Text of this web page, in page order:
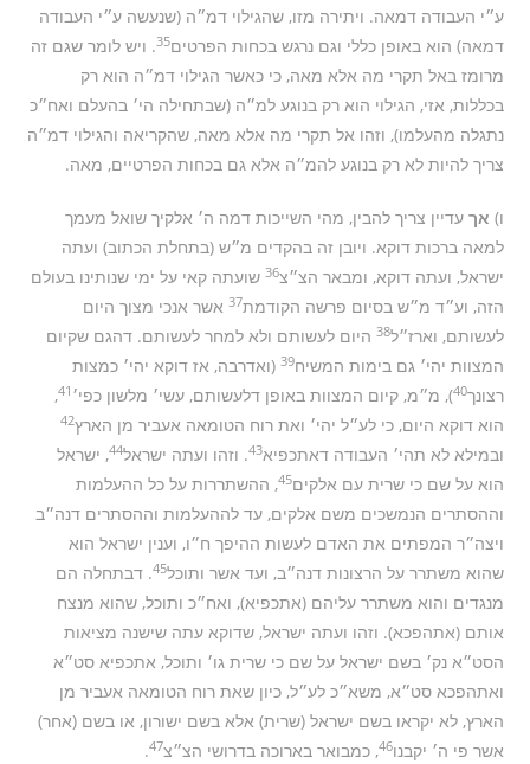
ע״י העבודה דמאה. ויתירה מזו, שהגילוי דמ״ה (שנעשה ע״י העבודה
דמאה) הוא באופן כללי וגם נרגש בכחות הפרטים35. ויש לומר שגם זה
מרומז באל תקרי מה אלא מאה, כי כאשר הגילוי דמ״ה הוא רק
בכללות, אזי, הגילוי הוא רק בנוגע למ״ה (שבתחילה הי׳ בהעלם ואח״כ
נתגלה מהעלמו), וזהו אל תקרי מה אלא מאה, שהקריאה והגילוי דמ״ה
צריך להיות לא רק בנוגע להמ״ה אלא גם בכחות הפרטיים, מאה.
ו) אךעדיין צריך להבין, מהי השייכות דמה ה׳ אלקיך שואל מעמך
למאה ברכות דוקא. ויובן זה בהקדים מ״ש (בתחלת הכתוב) ועתה
ישראל, ועתה דוקא, ומבאר הצ״צ36 שועתה קאי על ימי שנותינו בעולם
הזה, וע״ד מ״ש בסיום פרשה הקודמת37 אשר אנכי מצוך היום
לעשותם, וארז״ל38 היום לעשותם ולא למחר לעשותם. דהגם שקיום
המצוות יהי׳ גם בימות המשיח39 (ואדרבה, אז דוקא יהי׳ כמצות
רצונך40), מ״מ, קיום המצוות באופן דלעשותם, עשי׳ מלשון כפי׳ 41
,
הוא דוקא היום, כי לע״ל יהי׳ ואת רוח הטומאה אעביר מן הארץ42
ובמילא לא תהי׳ העבודה דאתכפיא43. וזהו ועתה ישראל44, ישראל
הוא על שם כי שרית עם אלקים45, ההשתררות על כל ההעלמות
וההסתרים הנמשכים משם אלקים, עד לההעלמות וההסתרים דנה״ב
ויצה״ר המפתים את האדם לעשות ההיפך ח״ו, וענין ישראל הוא
שהוא משתרר על הרצונות דנה״ב, ועד אשר ותוכל45. דבתחלה הם
מנגדים והוא משתרר עליהם (אתכפיא), ואח״כ ותוכל, שהוא מנצח
אותם (אתהפכא). וזהו ועתה ישראל, שדוקא עתה שישנה מציאות
הסט״א נק׳ בשם ישראל על שם כי שרית גו׳ ותוכל, אתכפיא סט״א
ואתהפכא סט״א, משא״כ לע״ל, כיון שאת רוח הטומאה אעביר מן
הארץ, לא יקראו בשם ישראל (שרית) אלא בשם ישורון, או בשם (אחר)
אשר פי ה׳ יקבנו46, כמבואר בארוכה בדרושי הצ״צ47
.